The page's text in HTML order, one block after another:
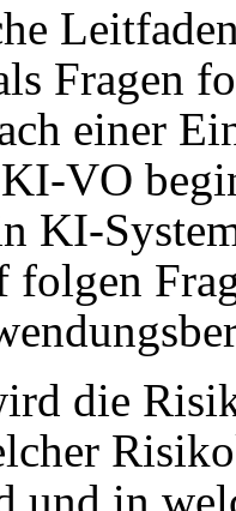
Fragen
einer
VO
KI-
die
und in